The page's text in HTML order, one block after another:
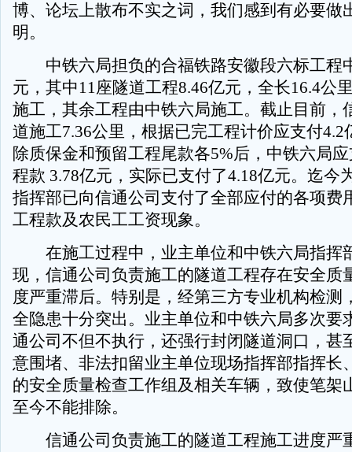
博、论坛上散布不实之词，我们感到有必要做
明。
中铁六局担负的合福铁路安徽段六标工程
元，其中11座隧道工程8.46亿元，全长16.4公
施工，其余工程由中铁六局施工。截止目前，
道施工7.36公里，根据已完工程计价应支付4.2
除质保金和预留工程尾款各5%后，中铁六局
程款 3.78亿元，实际已支付了4.18亿元。迄今
指挥部已向信通公司支付了全部应付的各项费
工程款及农民工工资现象。
在施工过程中，业主单位和中铁六局指挥
现，信通公司负责施工的隧道工程存在安全质
度严重滞后。特别是，经第三方专业机构检测
全隐患十分突出。业主单位和中铁六局多次要
通公司不但不执行，还强行封闭隧道洞口，甚
意围堵、非法扣留业主单位现场指挥部指挥长
的安全质量检查工作组及相关车辆，致使笔架
至今不能排除。
信通公司负责施工的隧道工程施工进度严